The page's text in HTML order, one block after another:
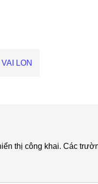
LON
thị công khai. Các